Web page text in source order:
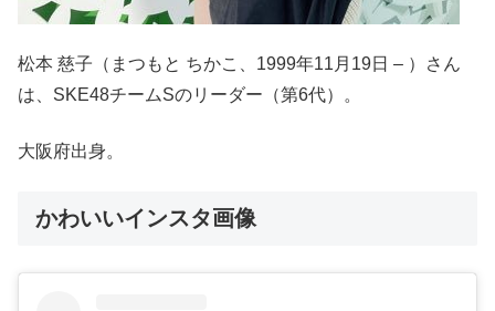
松本 慈子（まつもと ちかこ、1999年11月19日 – ）さん
は、SKE48チームSのリーダー（第6代）。
大阪府出身。
かわいいインスタ画像